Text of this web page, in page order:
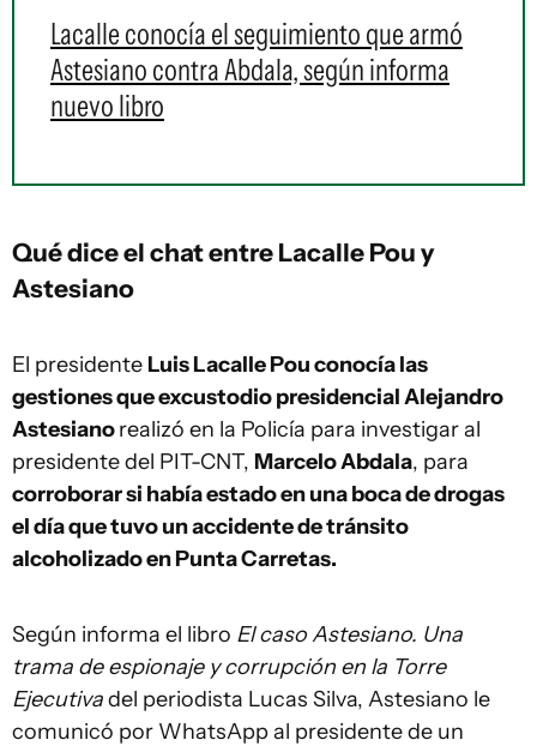
Lacalle conocía el seguimiento que armó
Astesiano contra Abdala, según informa
nuevo libro
Qué dice el chat entre Lacalle Pou y
Astesiano
El presidente Luis Lacalle Pou conocía las
gestiones que excustodio presidencial Alejandro
Astesianorealizó en la Policía para investigar al
presidente del PIT-CNT, Marcelo Abdala, para
corroborar si había estado en una boca de drogas
el día que tuvo un accidente de tránsito
alcoholizado en Punta Carretas.
Según informa el libro El caso Astesiano. Una
trama de espionaje y corrupción en la Torre
Ejecutivadel periodista Lucas Silva, Astesiano le
comunicó por WhatsApp al presidente de un